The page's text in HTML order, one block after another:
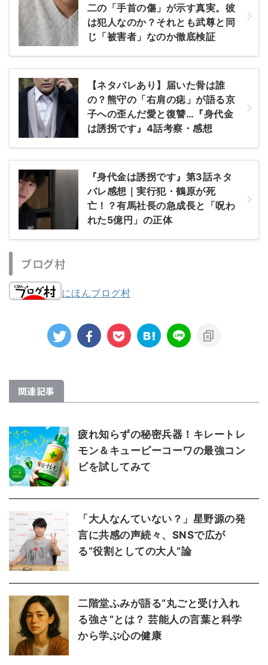
二の「手首の傷」が示す真実。彼
は犯人なのか？それとも武尊と同
じ「被害者」なのか徹底検証
【ネタバレあり】届いた骨は誰
の？熊守の「右肩の痣」が語る京
子への歪んだ愛と復讐…『身代金
は誘拐です』4話考察・感想
『身代金は誘拐です』第3話ネタ
バレ感想｜実行犯・鶴原が死
亡！？有馬社長の急成長と「呪わ
れた5億円」の正体
ブログ村
にほんブログ村
関連記事
疲れ知らずの秘密兵器！キレートレ
モン＆キューピーコーワの最強コン
ビを試してみて
「大人なんていない？」星野源の発
言に共感の声続々、SNSで広が
る“役割としての大人”論
二階堂ふみが語る“丸ごと受け入れ
る強さ”とは？ 芸能人の言葉と科学
から学ぶ心の健康